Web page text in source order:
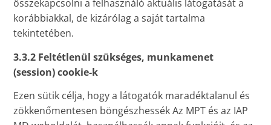
összekapcsolni a felhasználó aktuális látogatását a
korábbiakkal, de kizárólag a saját tartalma
tekintetében.
3.3.2 Feltétlenül szükséges, munkamenet
(session) cookie-k
Ezen sütik célja, hogy a látogatók maradéktalanul és
zökkenőmentesen böngészhessék Az MPT és az IAP